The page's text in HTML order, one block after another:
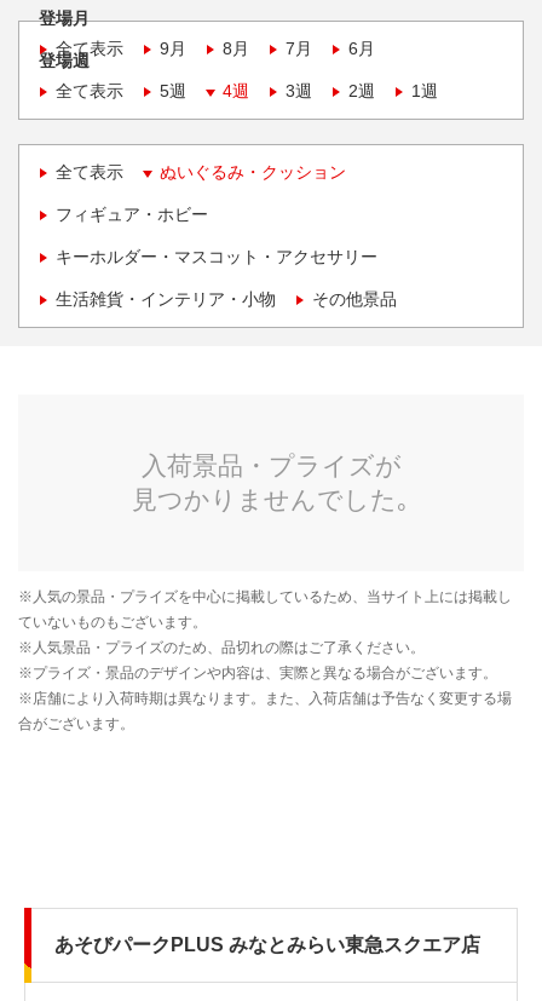
登場月
全て表示
9月 8月 7月 6月
登場週
全て表示
5週 4週 3週 2週 1週
全て表示 ぬいぐるみ・クッション
フィギュア・ホビー
キーホルダー・マスコット・アクセサリー
生活雑貨・インテリア・小物 その他景品
あそびパークPLUS みなとみらい東急スクエア店